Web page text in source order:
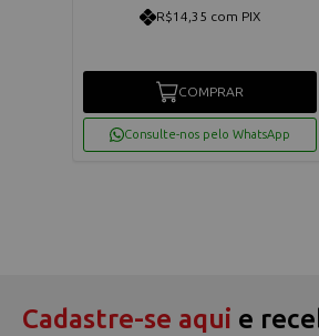
R$14,35 com PIX
COMPRAR
Consulte-nos pelo WhatsApp
Cadastre-se aqui e